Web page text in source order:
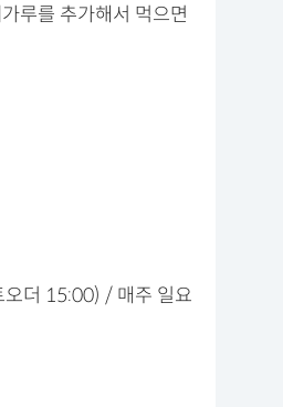
루를 추가해서 먹으면
더 15:00) / 매주 일요